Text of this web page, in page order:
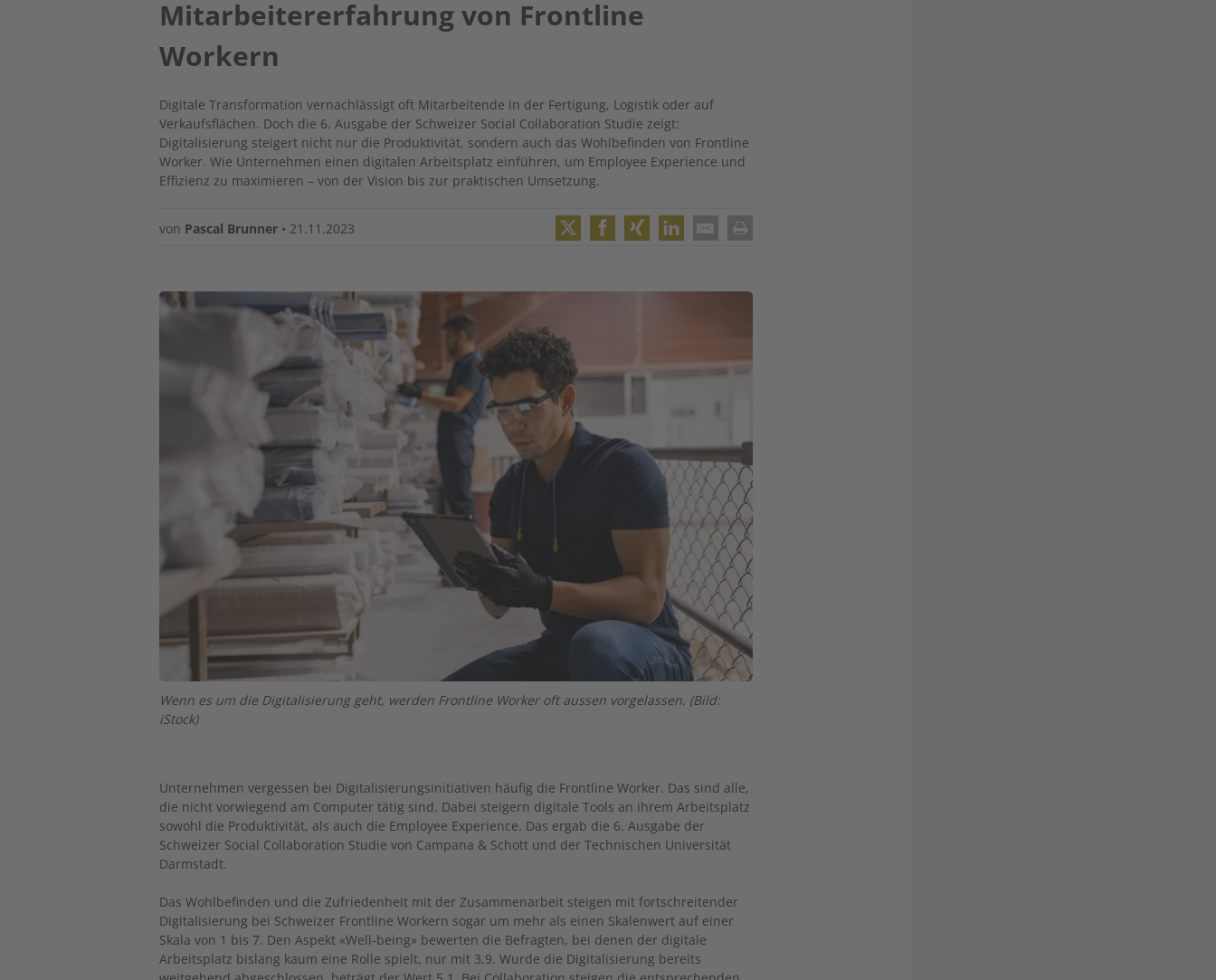
Mitarbeitererfahrung von Frontline
Workern
Digitale Transformation vernachlässigt oft Mitarbeitende in der Fertigung, Logistik oder auf
Verkaufsflächen. Doch die 6. Ausgabe der Schweizer Social Collaboration Studie zeigt:
Digitalisierung steigert nicht nur die Produktivität, sondern auch das Wohlbefinden von Frontline
Worker. Wie Unternehmen einen digitalen Arbeitsplatz einführen, um Employee Experience und
Effizienz zu maximieren – von der Vision bis zur praktischen Umsetzung.
von Pascal Brunner • 21.11.2023
Image
Wenn es um die Digitalisierung geht, werden Frontline Worker oft aussen vorgelassen. (Bild:
iStock)
Unternehmen vergessen bei Digitalisierungsinitiativen häufig die Frontline Worker. Das sind alle,
die nicht vorwiegend am Computer tätig sind. Dabei steigern digitale Tools an ihrem Arbeitsplatz
sowohl die Produktivität, als auch die Employee Experience. Das ergab die 6. Ausgabe der
Schweizer Social Collaboration Studie von Campana & Schott und der Technischen Universität
Darmstadt.
Das Wohlbefinden und die Zufriedenheit mit der Zusammenarbeit steigen mit fortschreitender
Digitalisierung bei Schweizer Frontline Workern sogar um mehr als einen Skalenwert auf einer
Skala von 1 bis 7. Den Aspekt «Well-being» bewerten die Befragten, bei denen der digitale
Arbeitsplatz bislang kaum eine Rolle spielt, nur mit 3,9. Wurde die Digitalisierung bereits